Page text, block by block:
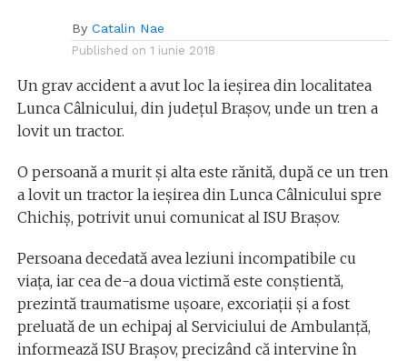
By Catalin Nae
Published on 1 iunie 2018
Un grav accident a avut loc la ieșirea din localitatea
Lunca Câlnicului, din județul Brașov, unde un tren a
lovit un tractor.
O persoană a murit şi alta este rănită, după ce un tren
a lovit un tractor la ieşirea din Lunca Câlnicului spre
Chichiş, potrivit unui comunicat al ISU Braşov.
Persoana decedată avea leziuni incompatibile cu
viaţa, iar cea de-a doua victimă este conştientă,
prezintă traumatisme uşoare, excoriaţii şi a fost
preluată de un echipaj al Serviciului de Ambulanţă,
informează ISU Braşov, precizând că intervine în